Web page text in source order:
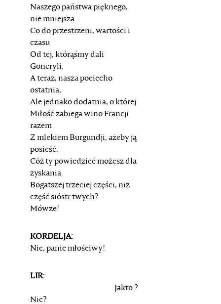
Naszego państwa pięknego,
nie mniejsza
Co do przestrzeni, wartości i
czasu
Od tej, którąśmy dali
Goneryli.
A teraz, nasza pociecho
ostatnia,
Ale jednako dodatnia, o której
Miłość zabiega wino Francji
razem
Z mlekiem Burgundji, ażeby ją
posieść:
Cóż ty powiedzieć możesz dla
zyskania
Bogatszej trzeciej części, niż
część sióstr twych?
Mówże!
KORDELJA:
Nic, panie młościwy!
LIR:
Jakto ?
Nic?